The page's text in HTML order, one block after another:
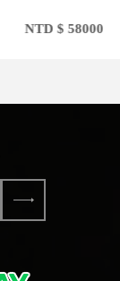
NTD $ 58000